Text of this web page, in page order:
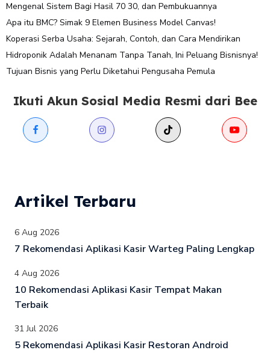
Mengenal Sistem Bagi Hasil 70 30, dan Pembukuannya
Apa itu BMC? Simak 9 Elemen Business Model Canvas!
Koperasi Serba Usaha: Sejarah, Contoh, dan Cara Mendirikan
Hidroponik Adalah Menanam Tanpa Tanah, Ini Peluang Bisnisnya!
Tujuan Bisnis yang Perlu Diketahui Pengusaha Pemula
Ikuti Akun Sosial Media Resmi dari Bee
Artikel Terbaru
6 Aug 2026
7 Rekomendasi Aplikasi Kasir Warteg Paling Lengkap
4 Aug 2026
10 Rekomendasi Aplikasi Kasir Tempat Makan
Terbaik
31 Jul 2026
5 Rekomendasi Aplikasi Kasir Restoran Android